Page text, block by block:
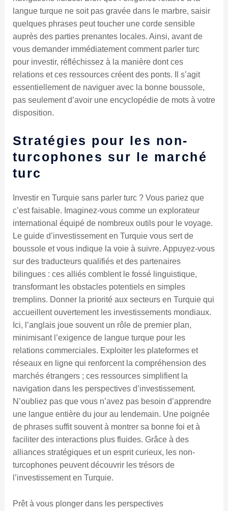
langue turque ne soit pas gravée dans le marbre, saisir
quelques phrases peut toucher une corde sensible
auprès des parties prenantes locales. Ainsi, avant de
vous demander immédiatement comment parler turc
pour investir, réfléchissez à la manière dont ces
relations et ces ressources créent des ponts. Il s’agit
essentiellement de naviguer avec la bonne boussole,
pas seulement d’avoir une encyclopédie de mots à votre
disposition.
Stratégies pour les non-
turcophones sur le marché
turc
Investir en Turquie sans parler turc ? Vous pariez que
c’est faisable. Imaginez-vous comme un explorateur
international équipé de nombreux outils pour le voyage.
Le guide d’investissement en Turquie vous sert de
boussole et vous indique la voie à suivre. Appuyez-vous
sur des traducteurs qualifiés et des partenaires
bilingues : ces alliés comblent le fossé linguistique,
transformant les obstacles potentiels en simples
tremplins. Donner la priorité aux secteurs en Turquie qui
accueillent ouvertement les investissements mondiaux.
Ici, l’anglais joue souvent un rôle de premier plan,
minimisant l’exigence de langue turque pour les
relations commerciales. Exploiter les plateformes et
réseaux en ligne qui renforcent la compréhension des
marchés étrangers ; ces ressources simplifient la
navigation dans les perspectives d’investissement.
N’oubliez pas que vous n’avez pas besoin d’apprendre
une langue entière du jour au lendemain. Une poignée
de phrases suffit souvent à montrer sa bonne foi et à
faciliter des interactions plus fluides. Grâce à des
alliances stratégiques et un esprit curieux, les non-
turcophones peuvent découvrir les trésors de
l’investissement en Turquie.
Prêt à vous plonger dans les perspectives